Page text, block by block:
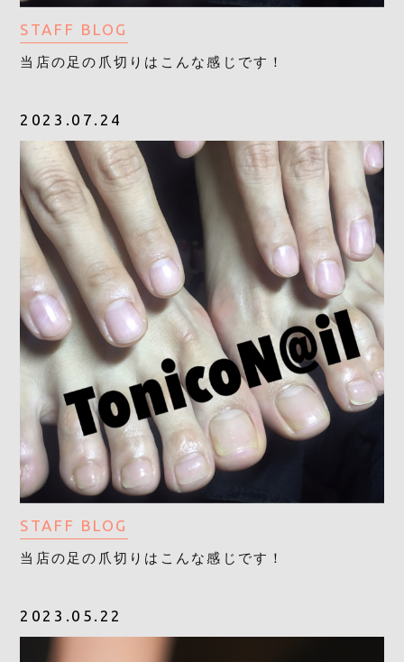
STAFF BLOG
当店の足の爪切りはこんな感じです！
2023.07.24
STAFF BLOG
当店の足の爪切りはこんな感じです！
2023.05.22